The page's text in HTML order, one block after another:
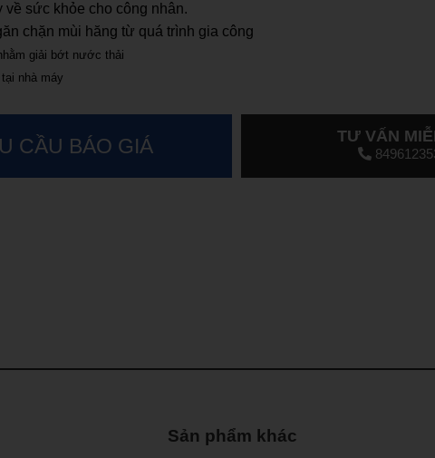
sức khỏe cho công nhân.
chặn mùi hăng từ quá trình gia công
giải bớt nước thải
nhà máy
CẦU BÁO GIÁ TƯ VẤN
Sản phẩm khác